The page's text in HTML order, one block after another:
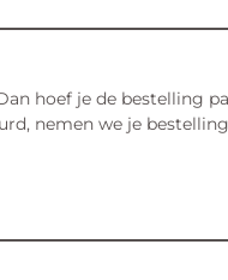
hoef je de bestelling
nemen we je